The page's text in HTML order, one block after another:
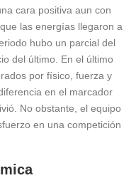
cara positiva aun con
las energías llegaron a
hubo un parcial del
del último. En el último
por físico, fuerza y
en el marcador
No obstante, el equipo
en una competición